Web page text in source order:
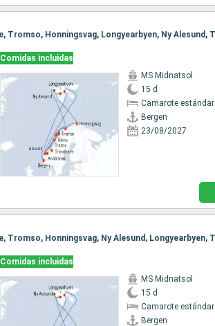
Comidas incluidas
MS Midnatsol
15 d
Camarote estándar
Bergen
23/08/2027
Comidas incluidas
MS Midnatsol
15 d
Camarote estándar
Bergen